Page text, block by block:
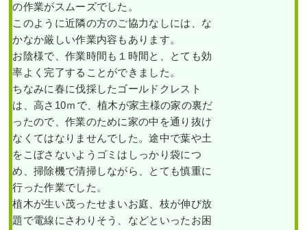
の作業がスムーズでした。
このように近隣の方のご協力なしには、な
かなか厳しい作業内容もあります。
お陰様で、作業時間も１時間と、とても効
率よく完了することができました。
ちなみに春に伐採したゴールドクレスト
は、高さ10ｍで、植木が家主様の家の裏だ
ったので、作業のために家の中を通り抜け
なくてはなりませんでした。途中で葉や土
をこぼさないようゴミはしっかり袋につ
め、掃除機で清掃しながら、とても慎重に
行った作業でした。
植木が生い茂ったせまいお庭、枝が伸び放
題で電線にさわりそう、などといったお困